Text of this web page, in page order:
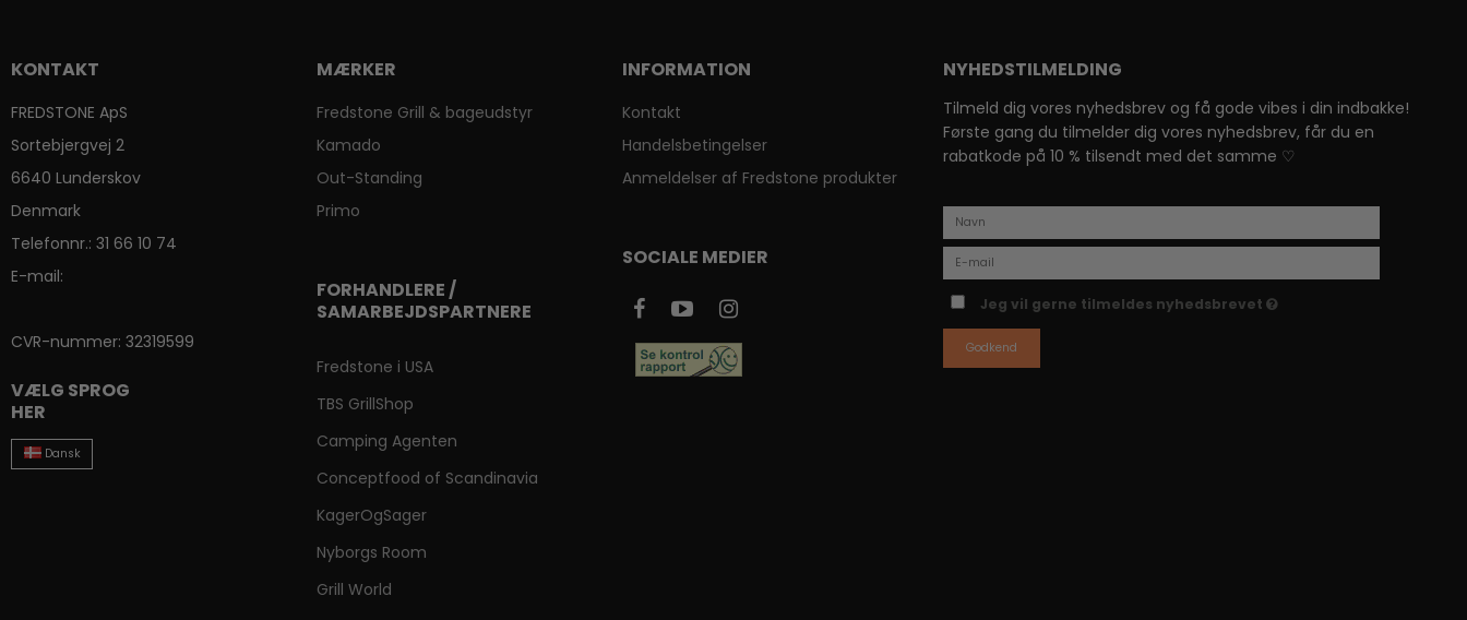
KONTAKT
FREDSTONE ApS
Sortebjergvej 2
6640 Lunderskov
Denmark
Telefonnr.: 31 66 10 74
E-mail:
CVR-nummer: 32319599
VÆLG SPROG
HER
Dansk
MÆRKER
Fredstone Grill & bageudstyr
Kamado
Out-Standing
Primo
FORHANDLERE /
SAMARBEJDSPARTNERE
Fredstone i USA
TBS GrillShop
Camping Agenten
Conceptfood of Scandinavia
KagerOgSager
Nyborgs Room
Grill World
INFORMATION
Kontakt
Handelsbetingelser
Anmeldelser af Fredstone produkter
SOCIALE MEDIER
NYHEDSTILMELDING
Tilmeld dig vores nyhedsbrev og få gode vibes i din indbakke!
Første gang du tilmelder dig vores nyhedsbrev, får du en
rabatkode på 10 % tilsendt med det samme ♡
Jeg vil gerne tilmeldes nyhedsbrevet
Godkend